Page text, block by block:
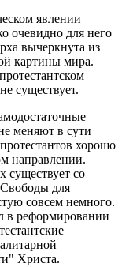
явлении
очевидно для него
вычеркнута из
картины мира.
существует.
меняют в сути
хорошо
направлении.
существует со
для
совсем немного.
в реформировании
Христа.